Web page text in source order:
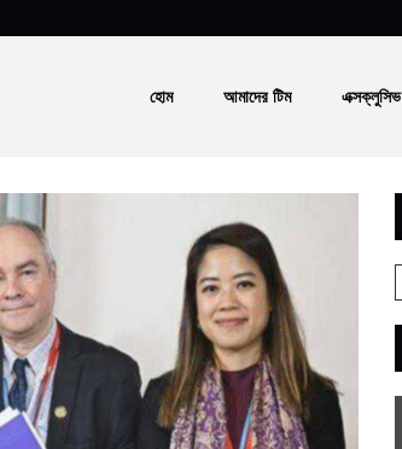
হোম আমাদের টিম এক্সক্লুসিভ